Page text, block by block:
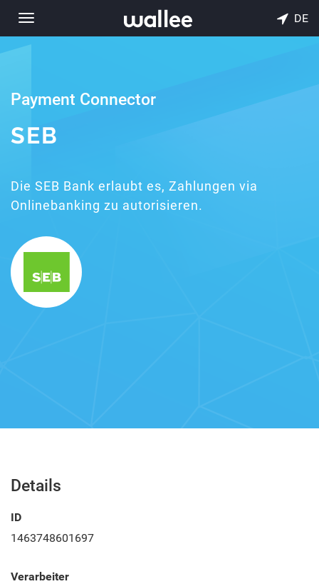
Toggle
navigation
DE
Payment Connector
SEB
Die SEB Bank erlaubt es, Zahlungen via
Onlinebanking zu autorisieren.
Details
ID
1463748601697
Verarbeiter